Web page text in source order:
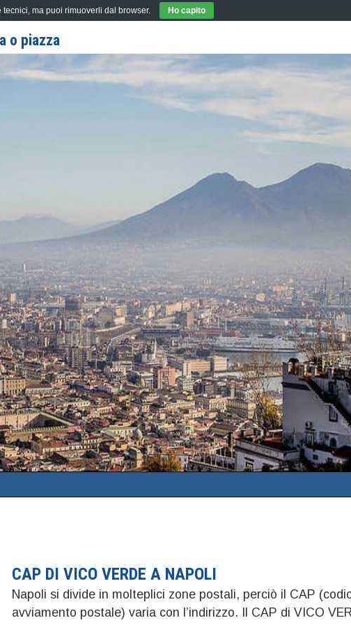
o piazza
CAP DI VICO VERDE A NAPOLI
Napoli si divide in molteplici zone postali, perciò il CAP
avviamento postale) varia con l’indirizzo. Il CAP di VICO
tecnici, ma puoi rimuoverli dal browser. Ho capito